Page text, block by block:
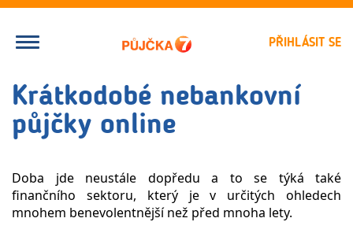
PŘIHLÁSIT SE
Krátkodobé nebankovní
půjčky online
Doba jde neustále dopředu a to se týká také
finančního sektoru, který je v určitých ohledech
mnohem benevolentnější než před mnoha lety.